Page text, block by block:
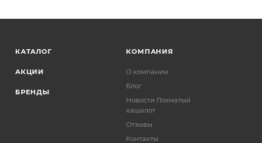
КАТАЛОГ
АКЦИИ
БРЕНДЫ
КОМПАНИЯ
О компании
Блог
Новости Лохматый
кашалот
Отзывы
Контакты